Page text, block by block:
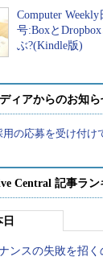
Computer
号:Boxと
ぶ?(Kindle版)
ィアからのお知ら
用の応募を受け付け
Central 記事ラン
日
ンスの失敗を招く